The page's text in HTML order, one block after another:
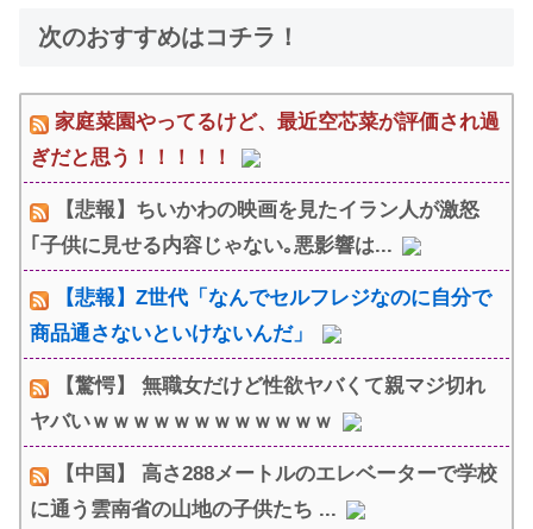
次のおすすめはコチラ！
家庭菜園やってるけど、最近空芯菜が評価され過
ぎだと思う！！！！！
【悲報】ちいかわの映画を見たイラン人が激怒
｢子供に見せる内容じゃない｡悪影響は...
【悲報】Z世代「なんでセルフレジなのに自分で
商品通さないといけないんだ」
【驚愕】 無職女だけど性欲ヤバくて親マジ切れ
ヤバいｗｗｗｗｗｗｗｗｗｗｗｗ
【中国】 高さ288メートルのエレベーターで学校
に通う雲南省の山地の子供たち ...